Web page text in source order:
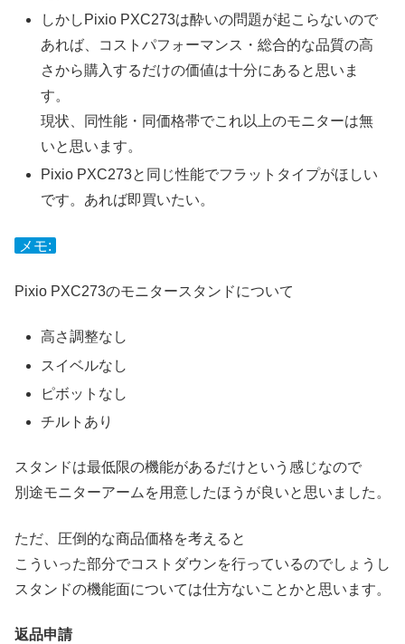
しかしPixio PXC273は酔いの問題が起こらないので
あれば、コストパフォーマンス・総合的な品質の高
さから購入するだけの価値は十分にあると思いま
す。
現状、同性能・同価格帯でこれ以上のモニターは無
いと思います。
Pixio PXC273と同じ性能でフラットタイプがほしい
です。あれば即買いたい。
メモ:
Pixio PXC273のモニタースタンドについて
高さ調整なし
スイベルなし
ピボットなし
チルトあり
スタンドは最低限の機能があるだけという感じなので
別途モニターアームを用意したほうが良いと思いました。
ただ、圧倒的な商品価格を考えると
こういった部分でコストダウンを行っているのでしょうし
スタンドの機能面については仕方ないことかと思います。
返品申請